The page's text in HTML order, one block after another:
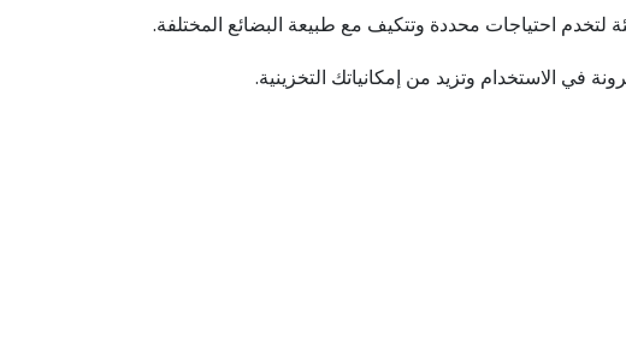
الاستخدام وتزيد من إمكانياتك التخزينية.